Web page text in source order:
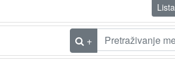
Lista
+